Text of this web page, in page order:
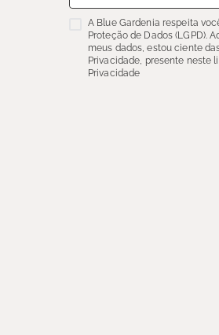
A Blue Gardenia respeita
Proteção de Dados (LGPD).
meus dados, estou ciente
Privacidade, presente neste
Privacidade